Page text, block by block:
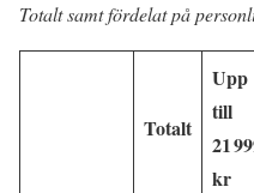
Totalt samt fördelat på
Totalt
Upp
till
21
kr